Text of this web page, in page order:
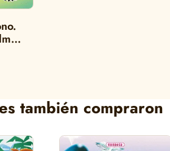
también compraron